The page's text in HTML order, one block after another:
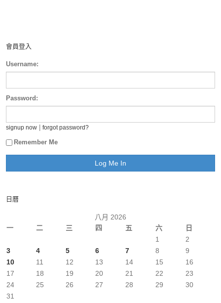
會員登入
Username:
Password:
signup now forgot password?
Remember Me
日曆
八月 2026
一
二 三 四 五 六 日
1
2
3
4 5 6 7 8
9
10
11 12 13 14 15
16
17
18 19 20 21 22
23
24
25 26 27 28 29
30
31